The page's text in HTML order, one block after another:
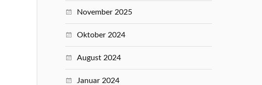
November 2025
Oktober 2024
August 2024
Januar 2024